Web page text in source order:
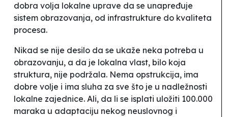
dobra volja lokalne uprave da se unapređuje
sistem obrazovanja, od infrastrukture do kvaliteta
procesa.
Nikad se nije desilo da se ukaže neka potreba u
obrazovanju, a da je lokalna vlast, bilo koja
struktura, nije podržala. Nema opstrukcija, ima
dobre volje i ima sluha za sve što je u nadležnosti
lokalne zajednice. Ali, da li se isplati uložiti 100.000
maraka u adaptaciju nekog neuslovnog i